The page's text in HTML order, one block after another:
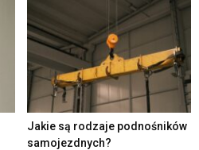
Jakie są rodzaje podnośników
samojezdnych?